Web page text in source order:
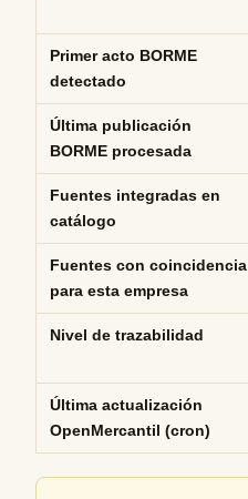
Primer acto BORME
detectado
Última publicación
BORME procesada
Fuentes integradas en
catálogo
Fuentes con coincidencia
para esta empresa
Nivel de trazabilidad
Última actualización
OpenMercantil (cron)